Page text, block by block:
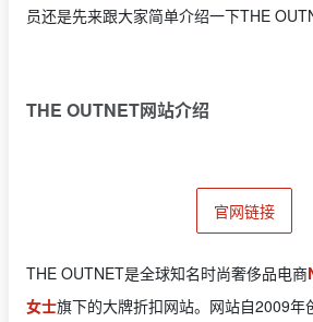
员还是先来跟大家简单介绍一下THE
THE OUTNET网站介绍
官网链接
THE OUTNET是全球知名时尚奢侈品电商
女士旗下的大牌折扣网站。网站自2009年